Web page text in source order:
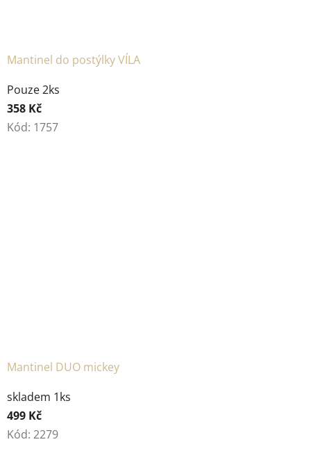
Mantinel do postýlky VÍLA
Pouze 2ks
358 Kč
Kód: 1757
Mantinel DUO mickey
skladem 1ks
499 Kč
Kód: 2279